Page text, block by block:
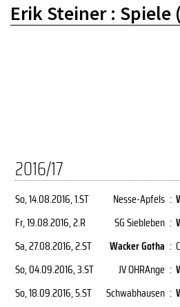
Erik Steiner : Spiele
2016/17
So, 14.08.2016, 1.ST Nesse-Apfels :
Fr, 19.08.2016, 2.R SG Siebleben :
Sa, 27.08.2016, 2.ST Wacker Gotha :
So, 04.09.2016, 3.ST JV OHRAnge :
So, 18.09.2016, 5.ST Schwabhausen :